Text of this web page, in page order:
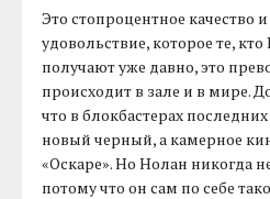
Это стопроцентное качество
удовольствие, которое те,
получают уже давно, это
происходит в зале и в мире.
что в блокбастерах
новый черный, а камерное
«Оскаре». Но Нолан никогда
потому что он сам по себе